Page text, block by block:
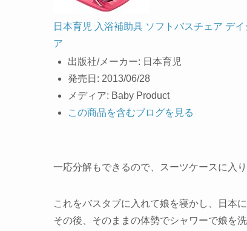
日本育児 入浴補助具 ソフトバスチェア デ
ア
出版社/メーカー: 日本育児
発売日: 2013/06/28
メディア: Baby Product
この商品を含むブログを見る
一応分解もできるので、スーツケースに入り
これをバスタブに入れて娘を寝かし、日本
その後、そのままの体勢でシャワーで娘を洗